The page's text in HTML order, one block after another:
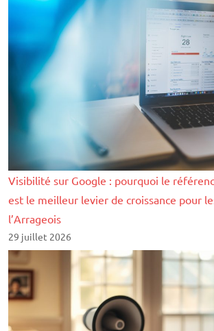
Visibilité sur Google : pourquoi le
est le meilleur levier de croissance pour
l’Arrageois
29 juillet 2026